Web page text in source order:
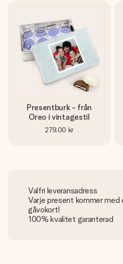
Presentburk - från
Oreo i vintagestil
279,00 kr
Valfri leveransadress
Varje present kommer
gåvokort!
100% kvalitet garanterad